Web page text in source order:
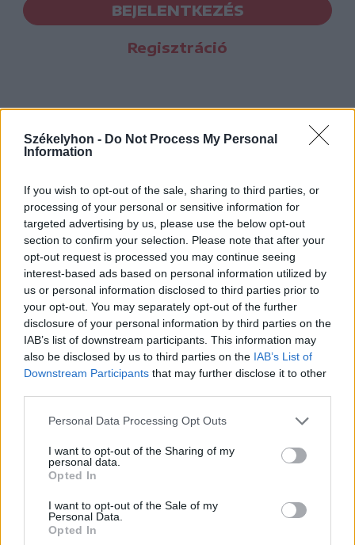
Székelyhon - Do Not Process My Personal
Information
If you wish to opt-out of the sale, sharing to third parties, or
processing of your personal or sensitive information for
targeted advertising by us, please use the below opt-out
section to confirm your selection. Please note that after your
opt-out request is processed you may continue seeing
interest-based ads based on personal information utilized by
us or personal information disclosed to third parties prior to
your opt-out. You may separately opt-out of the further
disclosure of your personal information by third parties on the
IAB’s list of downstream participants. This information may
also be disclosed by us to third parties on the IAB’s List of
Downstream Participants that may further disclose it to other
Personal Data Processing Opt Outs
I want to opt-out of the Sharing of my
personal data.
Opted In
I want to opt-out of the Sale of my
Personal Data.
Opted In
BEJELENTKEZÉS
Regisztráció
Hasznos
Impresszum
Szerzői jogok
Adatvédelmi tájékoztató
Cookie-kezelési tájékoztató
Hozzászólási szabályzat
Nyomtatott lapjaink archívuma
Székely Hírmondó archívuma
Sütibeállítások